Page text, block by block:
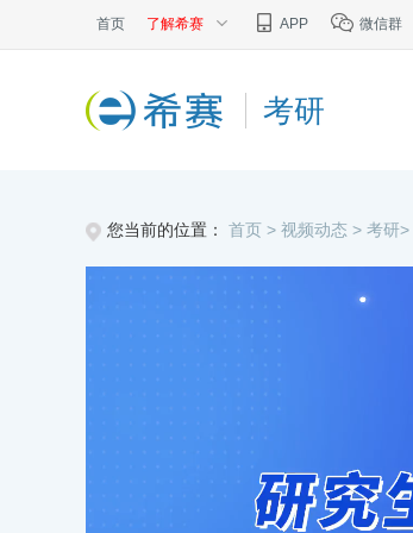
首页 了解希赛 APP 微信群
考研
您当前的位置： 首页 > 视频动态 > 考研>